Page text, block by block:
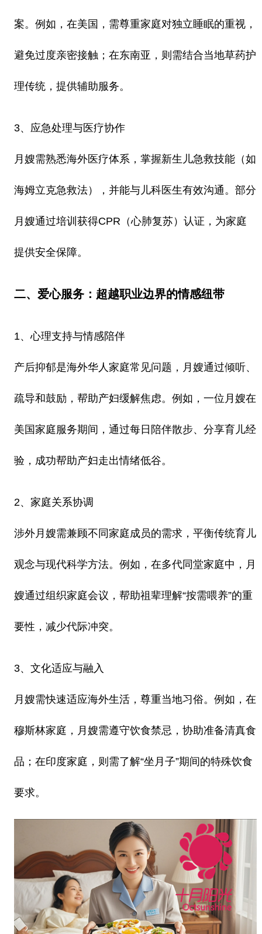
案。例如，在美国，需尊重家庭对独立睡眠的重视，
避免过度亲密接触；在东南亚，则需结合当地草药护
理传统，提供辅助服务。
3、应急处理与医疗协作
月嫂需熟悉海外医疗体系，掌握新生儿急救技能（如
海姆立克急救法），并能与儿科医生有效沟通。部分
月嫂通过培训获得CPR（心肺复苏）认证，为家庭
提供安全保障。
二、爱心服务：超越职业边界的情感纽带
1、心理支持与情感陪伴
产后抑郁是海外华人家庭常见问题，月嫂通过倾听、
疏导和鼓励，帮助产妇缓解焦虑。例如，一位月嫂在
美国家庭服务期间，通过每日陪伴散步、分享育儿经
验，成功帮助产妇走出情绪低谷。
2、家庭关系协调
涉外月嫂需兼顾不同家庭成员的需求，平衡传统育儿
观念与现代科学方法。例如，在多代同堂家庭中，月
嫂通过组织家庭会议，帮助祖辈理解“按需喂养”的重
要性，减少代际冲突。
3、文化适应与融入
月嫂需快速适应海外生活，尊重当地习俗。例如，在
穆斯林家庭，月嫂需遵守饮食禁忌，协助准备清真食
品；在印度家庭，则需了解“坐月子”期间的特殊饮食
要求。